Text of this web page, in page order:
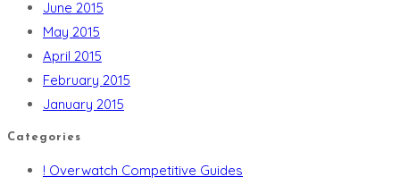
June 2015
May 2015
April 2015
February 2015
January 2015
Categories
! Overwatch Competitive Guides